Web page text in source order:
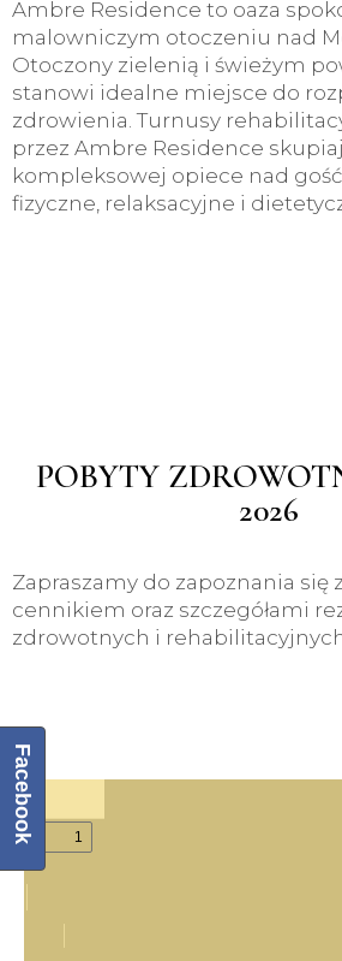
Ambre Residence to oaza
malowniczym otoczeniu nad
Otoczony zielenią i świeżym
stanowi idealne miejsce do
zdrowienia. Turnusy
przez Ambre Residence
kompleksowej opiece nad
fizyczne, relaksacyjne i
POBYTY
2026
Zapraszamy do zapoznania się
cennikiem oraz szczegółami
zdrowotnych i
Facebook